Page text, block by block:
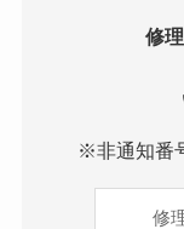
修
※非通知番
修